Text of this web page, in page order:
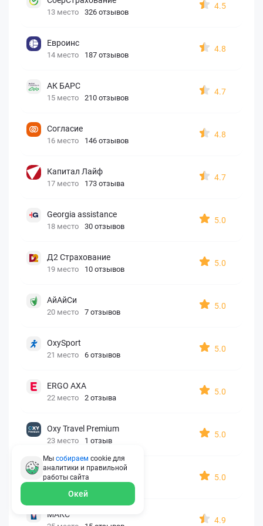
13 место 326 отзывов
4.5
Евроинс
14 место 187 отзывов
4.8
АК БАРС
15 место 210 отзывов
4.7
Согласие
16 место 146 отзывов
4.8
Капитал Лайф
17 место 173 отзыва
4.7
Georgia assistance
18 место 30 отзывов
5.0
Д2 Страхование
19 место 10 отзывов
5.0
АйАйСи
20 место 7 отзывов
5.0
OxySport
21 место 6 отзывов
5.0
ERGO AXA
22 место 2 отзыва
5.0
Oxy Travel Premium
23 место 1 отзыв
5.0
УралСиб
24 место 1 отзыв
5.0
МАКС
4.9
Мы собираем cookie для
аналитики и правильной
работы сайта
Окей